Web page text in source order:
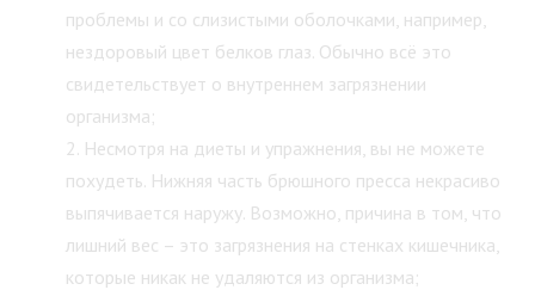
проблемы и со слизистыми оболочками, например,
нездоровый цвет белков глаз. Обычно всё это
свидетельствует о внутреннем загрязнении
организма;
Несмотря на диеты и упражнения, вы не можете
похудеть. Нижняя часть брюшного пресса некрасиво
выпячивается наружу. Возможно, причина в том, что
лишний вес – это загрязнения на стенках кишечника,
которые никак не удаляются из организма;